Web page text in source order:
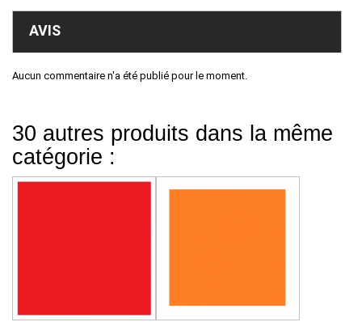
AVIS
Aucun commentaire n'a été publié pour le moment.
30 autres produits dans la même
catégorie :